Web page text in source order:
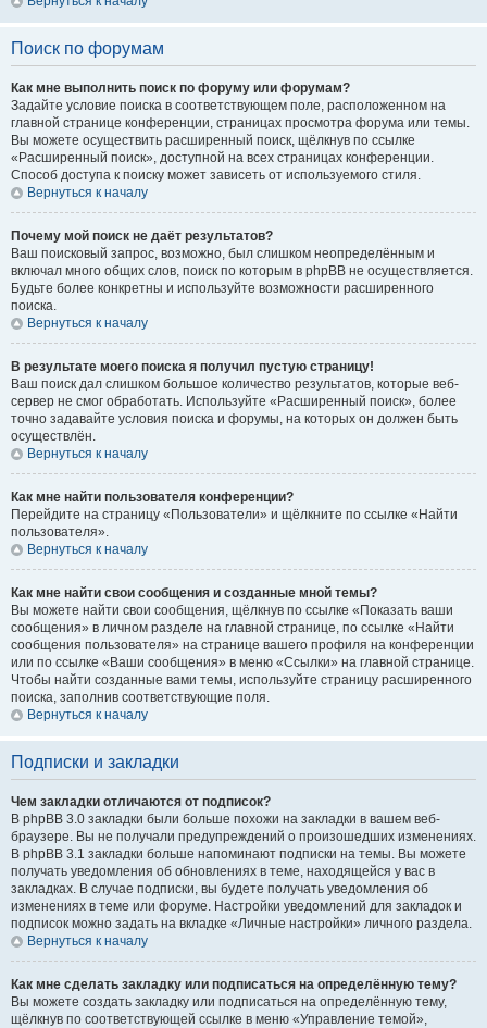
Поиск по форумам
Как мне выполнить поиск по форуму или форумам?
Задайте условие поиска в соответствующем поле, расположенном на
главной странице конференции, страницах просмотра форума или темы.
Вы можете осуществить расширенный поиск, щёлкнув по ссылке
«Расширенный поиск», доступной на всех страницах конференции.
Способ доступа к поиску может зависеть от используемого стиля.
Вернуться к началу
Почему мой поиск не даёт результатов?
Ваш поисковый запрос, возможно, был слишком неопределённым и
включал много общих слов, поиск по которым в phpBB не осуществляется.
Будьте более конкретны и используйте возможности расширенного
поиска.
Вернуться к началу
В результате моего поиска я получил пустую страницу!
Ваш поиск дал слишком большое количество результатов, которые веб-
сервер не смог обработать. Используйте «Расширенный поиск», более
точно задавайте условия поиска и форумы, на которых он должен быть
осуществлён.
Вернуться к началу
Как мне найти пользователя конференции?
Перейдите на страницу «Пользователи» и щёлкните по ссылке «Найти
пользователя».
Вернуться к началу
Как мне найти свои сообщения и созданные мной темы?
Вы можете найти свои сообщения, щёлкнув по ссылке «Показать ваши
сообщения» в личном разделе на главной странице, по ссылке «Найти
сообщения пользователя» на странице вашего профиля на конференции
или по ссылке «Ваши сообщения» в меню «Ссылки» на главной странице.
Чтобы найти созданные вами темы, используйте страницу расширенного
поиска, заполнив соответствующие поля.
Вернуться к началу
Подписки и закладки
Чем закладки отличаются от подписок?
В phpBB 3.0 закладки были больше похожи на закладки в вашем веб-
браузере. Вы не получали предупреждений о произошедших изменениях.
В phpBB 3.1 закладки больше напоминают подписки на темы. Вы можете
получать уведомления об обновлениях в теме, находящейся у вас в
закладках. В случае подписки, вы будете получать уведомления об
изменениях в теме или форуме. Настройки уведомлений для закладок и
подписок можно задать на вкладке «Личные настройки» личного раздела.
Вернуться к началу
Как мне сделать закладку или подписаться на определённую тему?
Вы можете создать закладку или подписаться на определённую тему,
щёлкнув по соответствующей ссылке в меню «Управление темой»,